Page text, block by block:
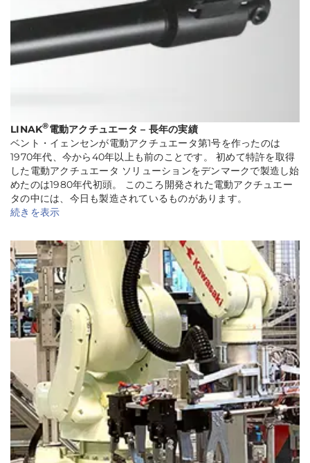
LINAK®電動アクチュエータ – 長年の実績
ベント・イェンセンが電動アクチュエータ第1号を作ったのは
1970年代、今から40年以上も前のことです。 初めて特許を取得
した電動アクチュエータ ソリューションをデンマークで製造し始
めたのは1980年代初頭。 このころ開発された電動アクチュエー
タの中には、今日も製造されているものがあります。
続きを表示